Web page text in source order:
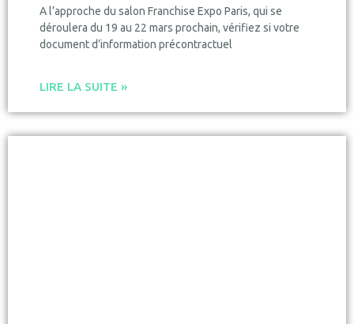
A l’approche du salon Franchise Expo Paris, qui se
déroulera du 19 au 22 mars prochain, vérifiez si votre
document d’information précontractuel
LIRE LA SUITE »